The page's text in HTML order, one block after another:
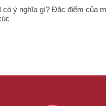
có ý nghĩa gì? Đặc điểm của